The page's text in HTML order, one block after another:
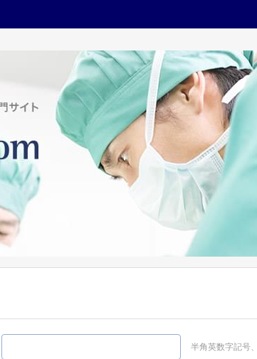
半角英数字記号